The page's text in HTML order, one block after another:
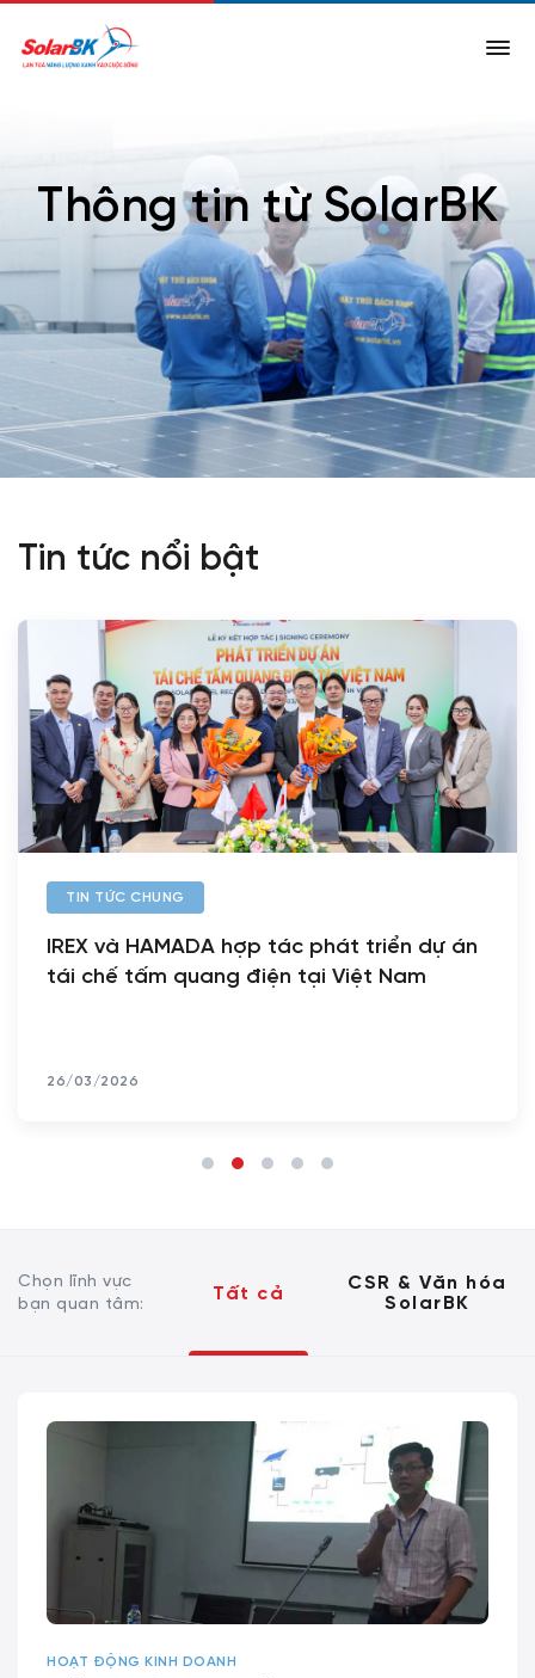
Thông tin từ SolarBK
Tin tức nổi bật
TIN TỨC CHUNG
IREX và HAMADA hợp tác phát triển dự án
tái chế tấm quang điện tại Việt Nam
26/03/2026
Chọn lĩnh vực
bạn quan tâm:
Tất cả
CSR & Văn hóa
SolarBK
HOẠT ĐỘNG KINH DOANH